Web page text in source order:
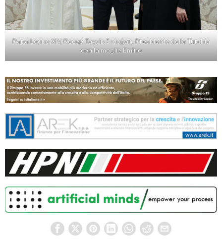
Papa Leone XIV, Recep Tayyip Erdoğan, Presidente della Turchia
con la moglie Emine